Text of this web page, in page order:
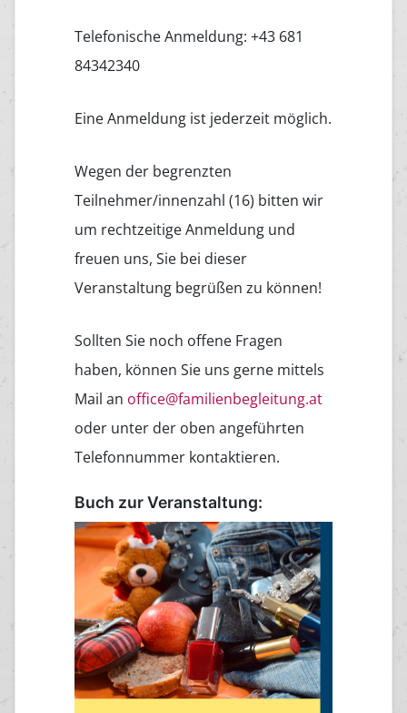
Telefonische Anmeldung: +43 681
84342340
Eine Anmeldung ist jederzeit möglich.
Wegen der begrenzten
Teilnehmer/innenzahl (16) bitten wir
um rechtzeitige Anmeldung und
freuen uns, Sie bei dieser
Veranstaltung begrüßen zu können!
Sollten Sie noch offene Fragen
haben, können Sie uns gerne mittels
Mail an office@familienbegleitung.at
oder unter der oben angeführten
Telefonnummer kontaktieren.
Buch zur Veranstaltung: